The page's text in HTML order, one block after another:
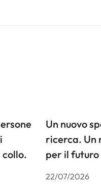
Un nuovo
ricerca. Un
per il
22/07/2026